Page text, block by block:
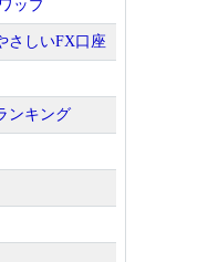
ップ
さしいFX口座
ンキング